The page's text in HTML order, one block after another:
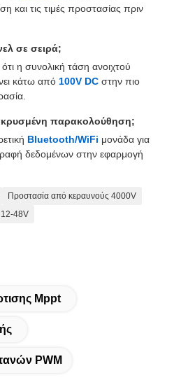
και τις τιμές προστασίας πριν
σε σειρά;
η συνολική τάση ανοιχτού
κάτω από 100V DC στην πιο
παρακολούθηση;
Bluetooth/WiFi μονάδα για
δεδομένων στην εφαρμογή
Προστασία από κεραυνούς 4000V
48V
Mppt
PWM